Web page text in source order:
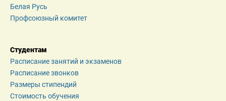
Белая Русь
Профсоюзный комитет
Студентам
Расписание занятий и экзаменов
Расписание звонков
Размеры стипендий
Стоимость обучения